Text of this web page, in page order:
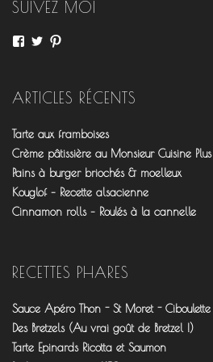
SUIVEZ MOI
Voir
fourchettesflo
sur
Voir
@fourchettesflo
sur
fleurjeanne
sur
ARTICLES RÉCENTS
Tarte aux framboises
Crème pâtissière au Monsieur Cuisine Plus
Pains à burger briochés & moelleux
Kouglof – Recette alsacienne
Cinnamon rolls – Roulés à la cannelle
RECETTES PHARES
Sauce Apéro Thon - St Moret - Ciboulette
Des Bretzels (Au vrai goût de Bretzel !)
Tarte Epinards Ricotta et Saumon